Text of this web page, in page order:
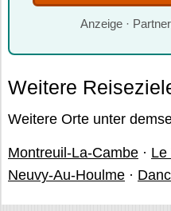
Anzeige ·
Weitere
Weitere Orte unter
Montreuil-La-Cambe · Le
Neuvy-Au-Houlme ·